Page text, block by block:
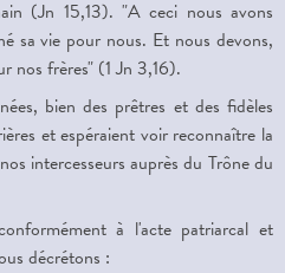
(Jn 15,13). "A ceci nous avons
sa vie pour nous. Et nous devons,
nos frères" (1 Jn 3,16).
bien des prêtres et des fidèles
et espéraient voir reconnaître la
intercesseurs auprès du Trône du
à l'acte patriarcal et
décrétons :